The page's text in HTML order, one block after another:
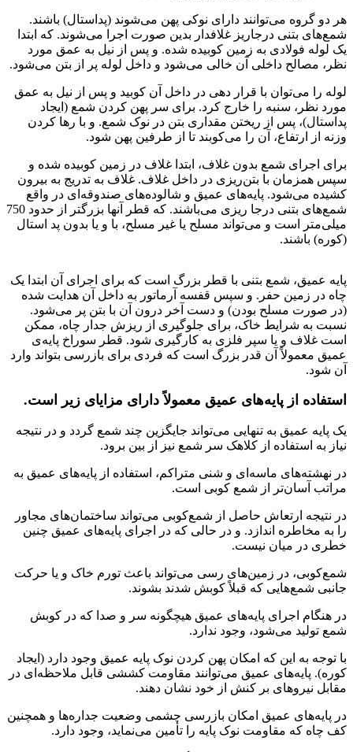
هر دو گروه می‌توانند دارای نوکی پهن می‌شوند (پداستال) باشند.
شمع‌های بتنی درجاریز غلافدار بدین صورت اجرا می‌شوند. که ابتدا
یک لوله فولادی به زمین کوبیده شده. و پس از نیل به عمق مورد
نظر، مصالح داخلی آن خالی می‌شود و داخل لوله پر از بتن می‌شود.
لوله را می‌توان با قرار دهی در داخل آن کوبید و پس از نیل به عمق
مورد نظر، سنبه را خارج کرد. برای سر پهن کردن شمع (ایجاد
پداستال)، پس از ریختن مقداری بتن در نوک شمع. و با رها کردن
وزنه از ارتفاع، آن را می‌کوبند تا از طرفین پهن شود.
برای اجرای شمع بدون غلاف، ابتدا غلاف در زمین کوبیده شده و
سپس همزمان با بتن‌ریزی در داخل غلاف. غلاف به تدریج به بیرون
کشیده می‌شود. پایه‌های عمیق و شالوده‌های صندوقه‌ای در واقع
شمع‌های بتنی درجا ریزی می‌باشند. که قطر آنها بزرگتر از حدود 750
میلی‌متر است و می‌تواند مسلح یا غیر مسلح، با و یا بدون پد استال
(کوره) باشند.
پایه عمیق، شمع بتنی با قطر بزرگ است که برای اجرای آن ابتدا یک
چاه در زمین حفر. و سپس قفسه آرماتور به داخل آن هدایت شده
(در صورت مسلح بودن) و دست آخر درون آن با بتن پر می‌شود.
نسبت به شرایط خاک، برای جلوگیری از ریزش جدار چاه، ممکن
است غلاف و یا سپر فلزی به کارگیری شود. قطر سوراخ پایه‌ی
عمیق معمولاً آن قدر بزرگ است که فردی برای بازرسی بتواند وارد
آن شود.
استفاده از پایه‌های عمیق معمولاً دارای مزایای زیر است.
یک پایه عمیق به تنهایی می‌تواند جایگزین چند شمع گردد و در نتیجه
نیاز به استفاده از کلاهک سر شمع نیز از بین برود.
در نهشته‌های ماسه‌ای و شنی متراکم، استفاده از پایه‌های عمیق به
مراتب آسان‌تر از شمع کوبی است.
در نتیجه ارتعاش حاصل از شمع‌کوبی می‌تواند ساختمان‌های مجاور
را به مخاطره اندازد. و در حالی که در اجرای پایه‌های عمیق چنین
خطری در میان نیست.
شمع‌کوبی، در زمین‌های رسی می‌تواند باعث تورم خاک و یا حرکت
جانبی شمع‌هایی که قبلاً کوبش شدند بشوند.
در هنگام اجرای پایه‌های عمیق هیچگونه سر و صدا که در کوبش
شمع تولید می‌شود، وجود ندارد.
با توجه به این که امکان پهن کردن نوک پایه عمیق وجود دارد (ایجاد
کوره). پایه‌های عمیق می‌توانند مقاومت کششی قابل ملاحظه‌ای در
مقابل نیروهای بر کنش از خود نشان دهند.
در پایه‌های عمیق امکان بازرسی چشمی وضعیت جداره‌ها و همچنین
کف چاه که مقاومت نوک پایه را تأمین می‌نماید، وجود دارد.